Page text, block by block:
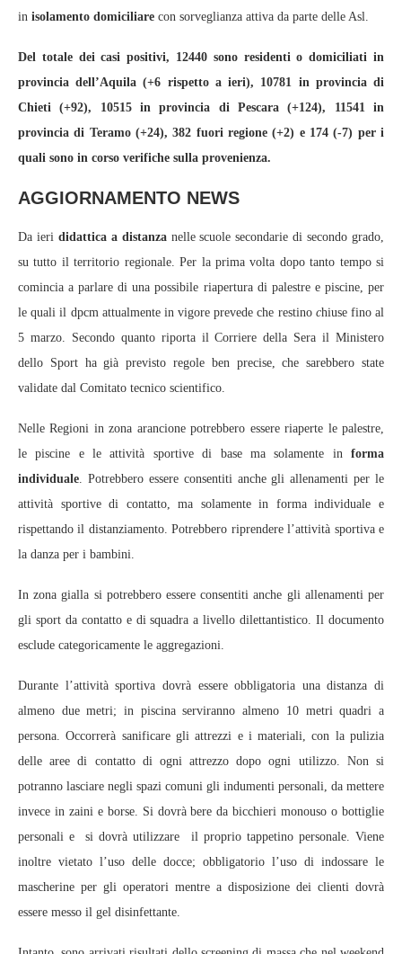
in isolamento domiciliare con sorveglianza attiva da parte delle Asl.
Del totale dei casi positivi, 12440 sono residenti o domiciliati in
provincia dell’Aquila (+6 rispetto a ieri), 10781 in provincia di
Chieti (+92), 10515 in provincia di Pescara (+124), 11541 in
provincia di Teramo (+24), 382 fuori regione (+2) e 174 (-7) per i
quali sono in corso verifiche sulla provenienza.
AGGIORNAMENTO NEWS
Da ieri didattica a distanzanelle scuole secondarie di secondo grado,
su tutto il territorio regionale. Per la prima volta dopo tanto tempo si
comincia a parlare di una possibile riapertura di palestre e piscine, per
le quali il dpcm attualmente in vigore prevede che restinochiuse fino al
5 marzo. Secondo quanto riporta il Corriere della Sera il Ministero
dello Sport ha già previsto regole ben precise, che sarebbero state
validate dal Comitato tecnico scientifico.
Nelle Regioni in zona arancione potrebbero essere riaperte le palestre,
le piscine e le attività sportive di base ma solamente in forma
individuale. Potrebbero essere consentiti anche gli allenamenti per le
attività sportive di contatto, ma solamente in forma individuale e
rispettando il distanziamento. Potrebbero riprendere l’attività sportiva e
la danza per i bambini.
In zona gialla si potrebbero essere consentiti anche gli allenamenti per
gli sport da contatto e di squadra a livello dilettantistico. Il documento
esclude categoricamente le aggregazioni.
Durante l’attività sportiva dovrà essere obbligatoria una distanza di
almeno due metri; in piscina serviranno almeno 10 metri quadri a
persona. Occorrerà sanificare gli attrezzi e i materiali, con la pulizia
delle aree di contatto di ogni attrezzo dopo ogni utilizzo. Non si
potranno lasciare negli spazi comuni gli indumenti personali, da mettere
invece in zaini e borse. Si dovrà bere da bicchieri monouso o bottiglie
personali e si dovrà utilizzare il proprio tappetino personale. Viene
inoltre vietato l’uso delle docce; obbligatorio l’uso di indossare le
mascherine per gli operatori mentre a disposizione dei clienti dovrà
essere messo il gel disinfettante.